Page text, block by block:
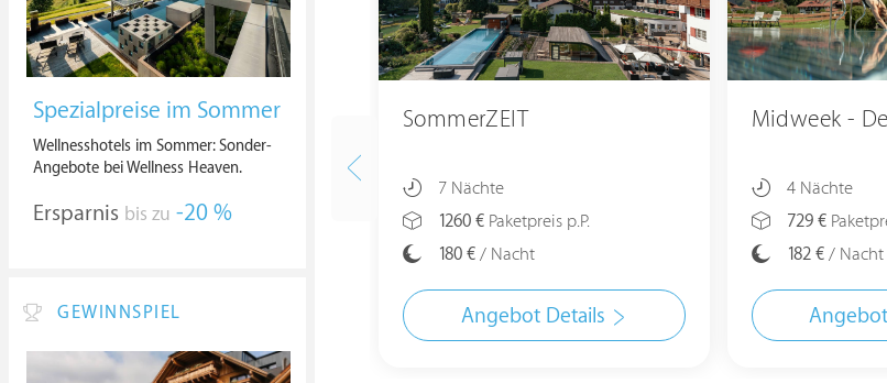
SommerZEIT
7 Nächte
1260 € Paketpreis p.P.
180 € / Nacht
Angebot Details
Midweek -
4 Nächte
729 €
182 €/ Nacht
Spezialpreise im Sommer
Wellnesshotels im Sommer: Sonder-
Angebote bei Wellness Heaven.
Ersparnis bis zu -20 %
GEWINNSPIEL